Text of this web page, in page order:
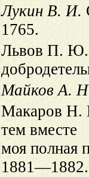
Лукин В. И.
1765.
Львов П. Ю.
Майков А.
Макаров Н.
тем вместе
моя
1881—1882.